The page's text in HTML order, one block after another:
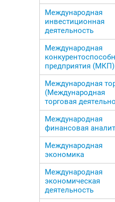
Международная
инвестиционная
деятельность
Международная
предприятия (МКП)
Международная
(Международная
торговая
Международная
финансовая
Международная
экономика
Международная
экономическая
деятельность